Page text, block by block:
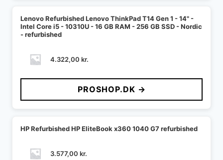
Lenovo Refurbished Lenovo ThinkPad T14 Gen 1 - 14" -
Intel Core i5 - 10310U - 16 GB RAM - 256 GB SSD - Nordic
- refurbished
4.322,00 kr.
PROSHOP.DK →
HP Refurbished HP EliteBook x360 1040 G7 refurbished
3.577,00 kr.